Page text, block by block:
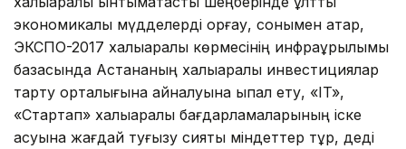
экономикалық мүдде­лерді қорғау, сонымен қатар,
ЭКС­ПО-2017 халықаралық көрмесінің инфра­құрылымы
базасында Астананың халық­аралық инвестициялар
тарту орта­лығына айналуына ықпал ету, «IT»,
«Стартап» халықаралық бағдар­ла­ма­ларының іске
асуына жағдай туғызу сияқты міндеттер тұр, деді